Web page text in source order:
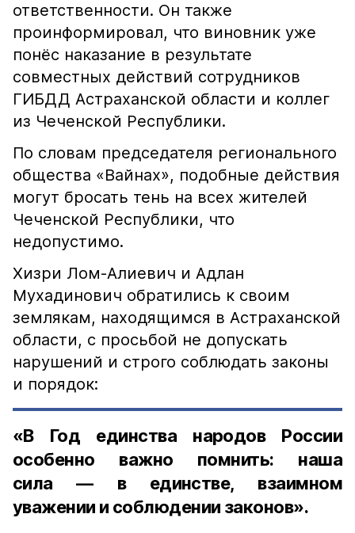
ответственности. Он также
проинформировал, что виновник уже
понёс наказание в результате
совместных действий сотрудников
ГИБДД Астраханской области и коллег
из Чеченской Республики.
По словам председателя регионального
общества «Вайнах», подобные действия
могут бросать тень на всех жителей
Чеченской Республики, что
недопустимо.
Хизри Лом-Алиевич и Адлан
Мухадинович обратились к своим
землякам, находящимся в Астраханской
области, с просьбой не допускать
нарушений и строго соблюдать законы
и порядок:
«В Год единства народов России
особенно важно помнить: наша
сила — в единстве, взаимном
уважении и соблюдении законов».